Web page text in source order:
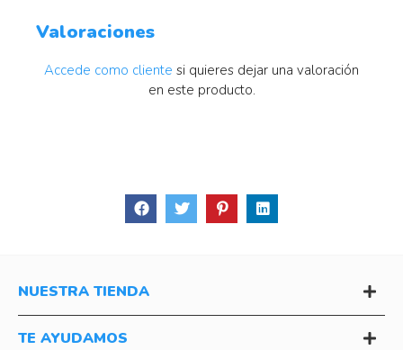
Valoraciones
Accede como cliente si quieres dejar una valoración
en este producto.
NUESTRA TIENDA
TE AYUDAMOS